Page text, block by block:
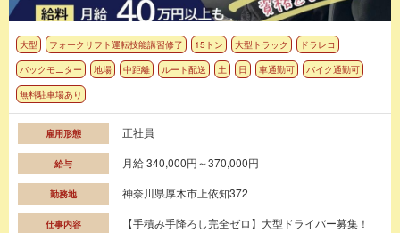
大型 フォークリフト運転技能講習修了 15トン 大型トラック
ドラレコ
バックモニター
地場 中距離 ルート配送 土 日 車通勤可
バイク通勤可
無料駐車場あり
雇用形態 正社員
給与 月給 340,000円～370,000円
勤務地 神奈川県厚木市上依知372
仕事内容
【手積み手降ろし完全ゼロ】大型ドライバー募集！